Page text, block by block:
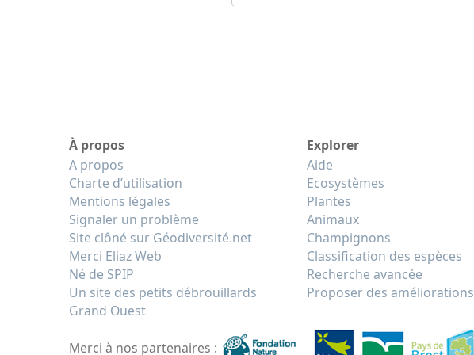
À propos
A propos
Charte d’utilisation
Mentions légales
Signaler un problème
Site clôné sur Géodiversité.net
Merci Eliaz Web
Né de SPIP
Un site des petits débrouillards
Grand Ouest
Explorer
Aide
Ecosystèmes
Plantes
Animaux
Champignons
Classification des espèces
Recherche avancée
Proposer des améliorations
Merci à nos partenaires :